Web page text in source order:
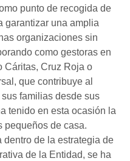
punto de recogida de
garantizar una amplia
organizaciones sin
como gestoras en
Cáritas, Cruz Roja o
que contribuye al
familias desde sus
tenido en esta ocasión la
pequeños de casa.
dentro de la estrategia de
de la Entidad, se ha